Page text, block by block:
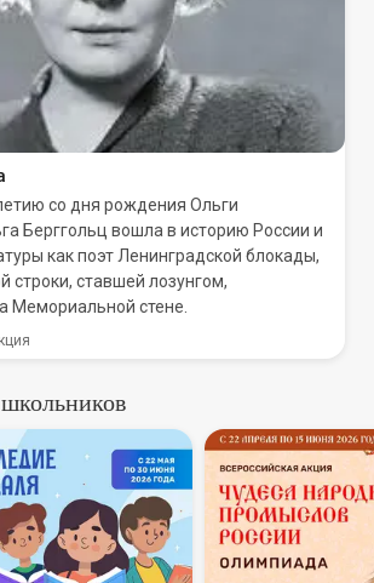
со дня рождения Ольги
Берггольц вошла в историю России и
как поэт Ленинградской блокады,
строки, ставшей лозунгом,
Мемориальной стене.